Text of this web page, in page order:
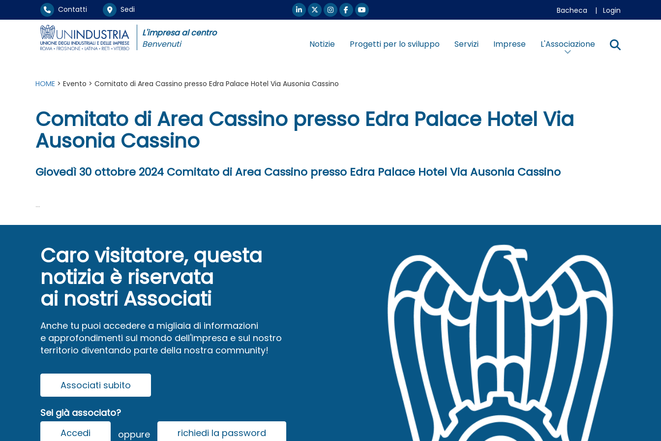
Contatti Sedi Bacheca | Login
L'impresa al centro
Benvenuti
Notizie Progetti per lo sviluppo Servizi Imprese L'Associazione
HOME > Evento > Comitato di Area Cassino presso Edra Palace Hotel Via Ausonia Cassino
Comitato di Area Cassino presso Edra Palace Hotel Via
Ausonia Cassino
Giovedì 30 ottobre 2024 Comitato di Area Cassino presso Edra Palace Hotel Via Ausonia Cassino
...
Caro visitatore, questa
notizia è riservata
ai nostri Associati
Anche tu puoi accedere a migliaia di informazioni
e approfondimenti sul mondo dell'impresa e sul nostro
territorio diventando parte della nostra community!
Associati subito
Sei già associato?
Accedi
oppure richiedi la password